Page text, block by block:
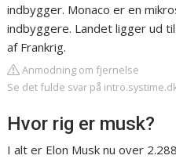
indbygger. Monaco er en
indbyggere. Landet ligger ud
af Frankrig.
Anmodning om fjernelse
Se det fulde svar på
Hvor rig er musk?
I alt er Elon Musk nu over